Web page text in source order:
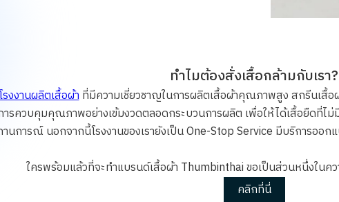
ทำไมต้องสั่งเสื้อกล้ามกับเรา?
รงงานผลิตเสื้อผ้าที่มีความเชี่ยวชาญในการผลิตเสื้อผ้าคุณภาพสูง สกรีนเสื้อ
รควบคุมคุณภาพอย่างเข้มงวดตลอดกระบวนการผลิต เพื่อให้ได้เสื้อยืดที่ไม่
นการณ์ นอกจากนี้โรงงานของเรายังเป็น One-Stop Service มีบริการออ
ใครพร้อมแล้วที่จะทำแบรนด์เสื้อผ้า Thumbinthai ขอเป็นส่วนหนึ่งในค
คลิกที่นี่